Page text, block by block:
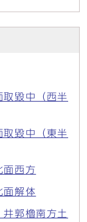
毀中（西半
毀中（東半
西方
解体
郭櫓南方土